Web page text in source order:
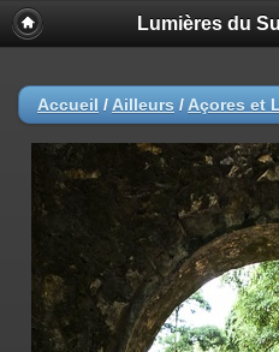
Lumières du
Accueil / Ailleurs / Açores et